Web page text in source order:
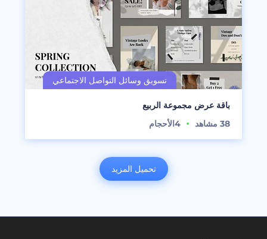
باقة عرض مجموعة الربيع
38 مشاهد 4الأحجام
تحميل المزيد